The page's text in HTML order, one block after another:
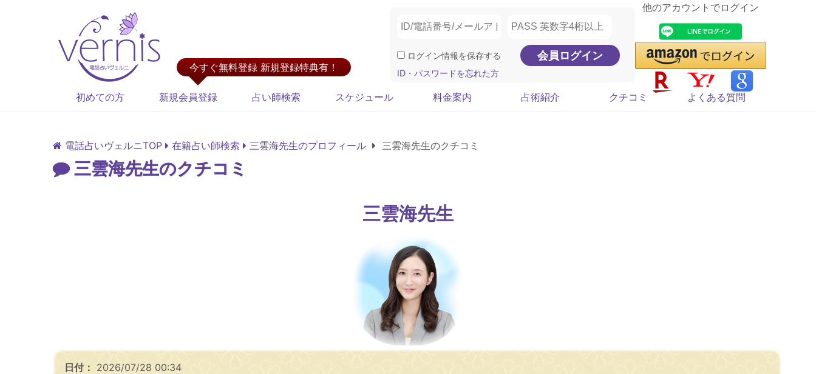
今すぐ無料登録 新規登録特典有！
ログイン情報を保存する
ID・パスワードを忘れた方
他のアカウントでログイン
初めての方 新規会員登録 占い師検索 スケジュール 料金案内 占術紹介 クチコミ よくある質問
電話占いヴェルニTOP 在籍占い師検索 三雲海先生のプロフィール 三雲海先生のクチコミ
三雲海先生のクチコミ
三雲海先生
日付： 2026/07/28 00:34